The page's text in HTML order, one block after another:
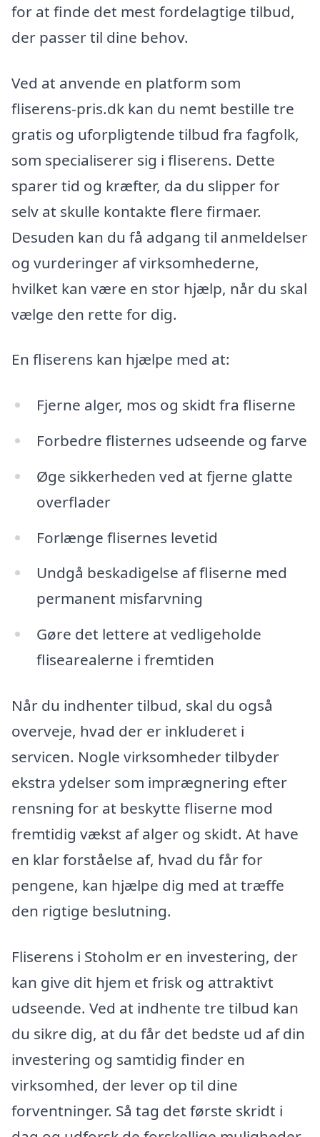
for at finde det mest fordelagtige tilbud,
der passer til dine behov.
Ved at anvende en platform som
fliserens-pris.dk kan du nemt bestille tre
gratis og uforpligtende tilbud fra fagfolk,
som specialiserer sig i fliserens. Dette
sparer tid og kræfter, da du slipper for
selv at skulle kontakte flere firmaer.
Desuden kan du få adgang til anmeldelser
og vurderinger af virksomhederne,
hvilket kan være en stor hjælp, når du skal
vælge den rette for dig.
En fliserens kan hjælpe med at:
Fjerne alger, mos og skidt fra fliserne
Forbedre flisternes udseende og farve
Øge sikkerheden ved at fjerne glatte
overflader
Forlænge flisernes levetid
Undgå beskadigelse af fliserne med
permanent misfarvning
Gøre det lettere at vedligeholde
flisearealerne i fremtiden
Når du indhenter tilbud, skal du også
overveje, hvad der er inkluderet i
servicen. Nogle virksomheder tilbyder
ekstra ydelser som imprægnering efter
rensning for at beskytte fliserne mod
fremtidig vækst af alger og skidt. At have
en klar forståelse af, hvad du får for
pengene, kan hjælpe dig med at træffe
den rigtige beslutning.
Fliserens i Stoholm er en investering, der
kan give dit hjem et frisk og attraktivt
udseende. Ved at indhente tre tilbud kan
du sikre dig, at du får det bedste ud af din
investering og samtidig finder en
virksomhed, der lever op til dine
forventninger. Så tag det første skridt i